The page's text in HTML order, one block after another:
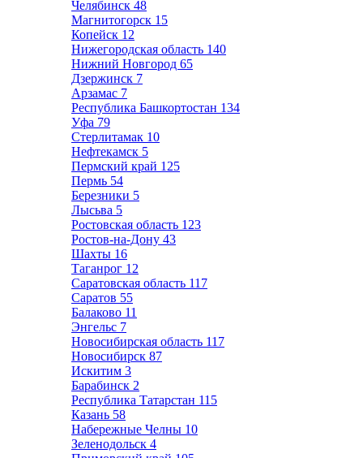
Челябинск 48
Магнитогорск 15
Копейск 12
Нижегородская область 140
Нижний Новгород 65
Дзержинск 7
Арзамас 7
Республика Башкортостан 134
Уфа 79
Стерлитамак 10
Нефтекамск 5
Пермский край 125
Пермь 54
Березники 5
Лысьва 5
Ростовская область 123
Ростов-на-Дону 43
Шахты 16
Таганрог 12
Саратовская область 117
Саратов 55
Балаково 11
Энгельс 7
Новосибирская область 117
Новосибирск 87
Искитим 3
Барабинск 2
Республика Татарстан 115
Казань 58
Набережные Челны 10
Зеленодольск 4